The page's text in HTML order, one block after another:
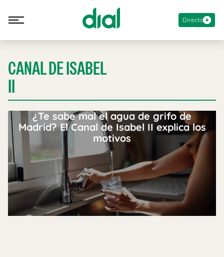
Directo
CANAL DE ISABEL
II
¿Te sabe mal el agua de grifo de
Madrid? El Canal de Isabel II explica los
motivos